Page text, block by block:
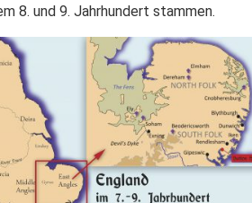
8. und 9. Jahrhundert stammen.